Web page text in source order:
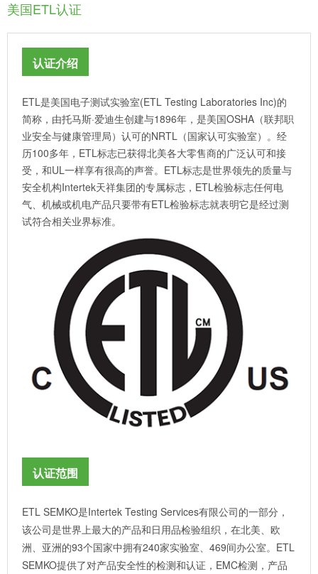
美国ETL认证
认证介绍
ETL是美国电子测试实验室(ETL Testing Laboratories Inc)的
简称，由托马斯·爱迪生创建与1896年，是美国OSHA（联邦职
业安全与健康管理局）认可的NRTL（国家认可实验室）。经
历100多年，ETL标志已获得北美各大零售商的广泛认可和接
受，和UL一样享有很高的声誉。ETL标志是世界领先的质量与
安全机构Intertek天祥集团的专属标志，ETL检验标志任何电
气、机械或机电产品只要带有ETL检验标志就表明它是经过测
试符合相关业界标准。
认证范围
ETL SEMKO是Intertek Testing Services有限公司的一部分，
该公司是世界上最大的产品和日用品检验组织，在北美、欧
洲、亚洲的93个国家中拥有240家实验室、469间办公室。ETL
SEMKO提供了对产品安全性的检测和认证，EMC检测，产品